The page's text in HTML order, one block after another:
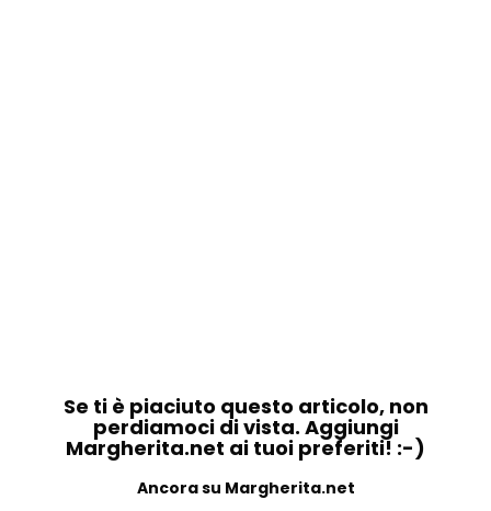
Se ti è piaciuto questo articolo, non
perdiamoci di vista. Aggiungi
Margherita.net ai tuoi preferiti! :-)
Ancora su Margherita.net